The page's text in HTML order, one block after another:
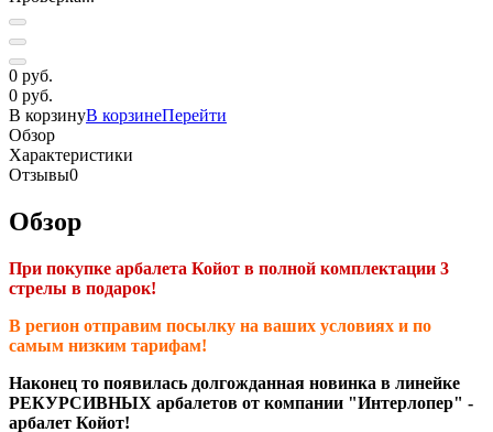
0 руб.
0 руб.
В корзинуВ корзинеПерейти
Обзор
Характеристики
Отзывы0
Обзор
При покупке арбалета Койот в полной комплектации 3
стрелы в подарок!
В регион отправим посылку на ваших условиях и по
самым низким тарифам!
Наконец то появилась долгожданная новинка в линейке
РЕКУРСИВНЫХ арбалетов от компании "Интерлопер" -
арбалет Койот!